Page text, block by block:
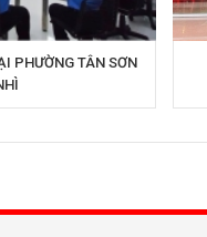
PHƯỜNG TÂN SƠN